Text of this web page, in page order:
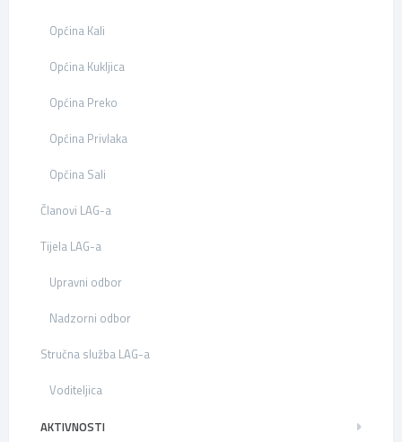
Općina Kali
Općina Kukljica
Općina Preko
Općina Privlaka
Općina Sali
Članovi LAG-a
Tijela LAG-a
Upravni odbor
Nadzorni odbor
Stručna služba LAG-a
Voditeljica
AKTIVNOSTI